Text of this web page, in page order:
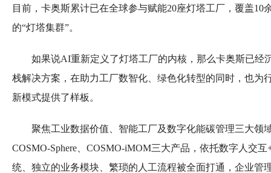
目前，卡奥斯累计已在全球参与赋能20座灯塔工厂，覆盖
的“灯塔集群”。
如果说AI重新定义了灯塔工厂的内核，那么卡奥斯已经
栈解决方案，在助力工厂数智化、绿色化转型的同时，也为
新模式提供了样板。
聚焦工业数据价值、智能工厂及数字化能碳管理三大领
COSMO-Sphere、COSMO-iMOM三大产品，依托数字人交
统、独立的业务模块、繁琐的人工流程被全面打通，企业管